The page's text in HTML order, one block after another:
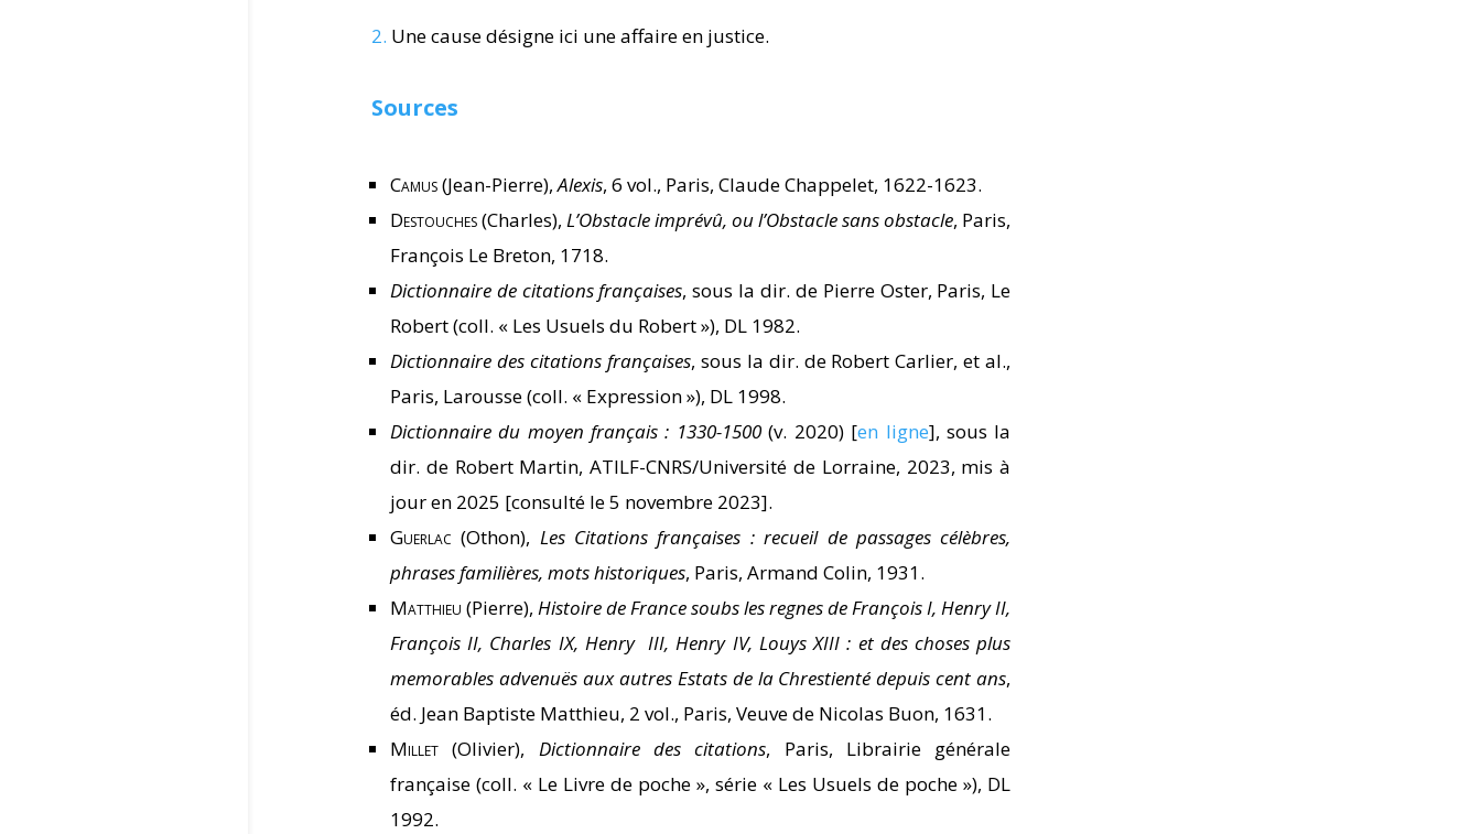
2. Une cause désigne ici une affaire en justice.
Sources
Camus(Jean-Pierre),Alexis, 6 vol., Paris, Claude Chappelet, 1622-1623.
Destouches(Charles), L’Obstacle imprévû, ou l’Obstacle sans obstacle, Paris,
François Le Breton, 1718.
Dictionnaire de citations françaises, sous la dir. de Pierre Oster, Paris, Le
Robert (coll. « Les Usuels du Robert »), DL 1982.
Dictionnaire des citations françaises, sous la dir. de Robert Carlier, et al.,
Paris, Larousse (coll. « Expression »), DL 1998.
Dictionnaire du moyen français : 1330-1500(v. 2020) [en ligne], sous la
dir. de Robert Martin, ATILF-CNRS/Université de Lorraine, 2023, mis à
jour en 2025 [consulté le 5 novembre 2023].
Guerlac (Othon), Les Citations françaises : recueil de passages célèbres,
phrases familières, mots historiques, Paris, Armand Colin, 1931.
Matthieu (Pierre), Histoire de France soubs les regnes de François I, Henry II,
François II, Charles IX, Henry III, Henry IV, Louys XIII : et des choses plus
memorables advenuës aux autres Estats de la Chrestienté depuis cent ans,
éd. Jean Baptiste Matthieu, 2 vol., Paris, Veuve de Nicolas Buon, 1631.
Millet(Olivier), Dictionnaire des citations, Paris, Librairie générale
française (coll. « Le Livre de poche », série « Les Usuels de poche »), DL
1992.